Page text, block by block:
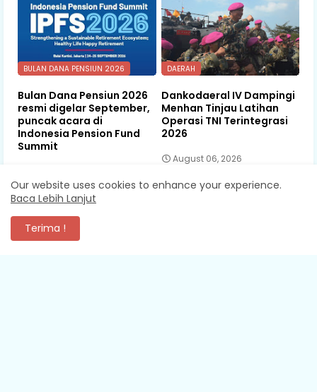
BULAN DANA PENSIUN 2026
Bulan Dana Pensiun 2026
resmi digelar September,
puncak acara di
Indonesia Pension Fund
Summit
DAERAH
Dankodaeral IV Dampingi
Menhan Tinjau Latihan
Operasi TNI Terintegrasi
2026
August 06, 2026
KOMENTAR
Our website uses cookies to enhance your experience.
Baca Lebih Lanjut
Terima !